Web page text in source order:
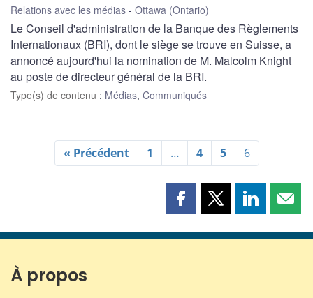
Relations avec les médias Ottawa (Ontario)
Le Conseil d'administration de la Banque des Règlements
Internationaux (BRI), dont le siège se trouve en Suisse, a
annoncé aujourd'hui la nomination de M. Malcolm Knight
au poste de directeur général de la BRI.
Type(s) de contenu : Médias, Communiqués
« Précédent 1 … 4 5 6
Partager
page
Partager
page
Partager
page page
À propos